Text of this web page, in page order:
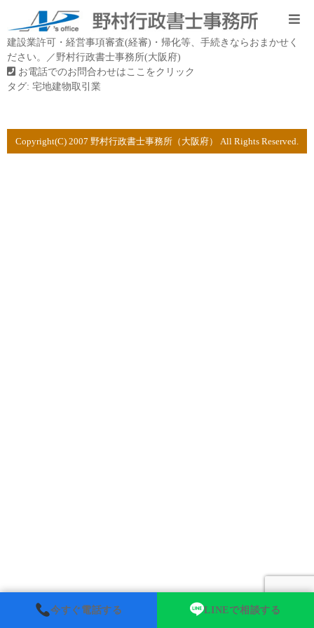
建設業許可・経営事項審査(経審)・帰化等、手続きならおまかせく
ださい。／野村行政書士事務所(大阪府)
お電話でのお問合わせはここをクリック
タグ: 宅地建物取引業
Copyright(C) 2007 野村行政書士事務所（大阪府） All Rights Reserved.
今すぐ電話する LINEで相談する